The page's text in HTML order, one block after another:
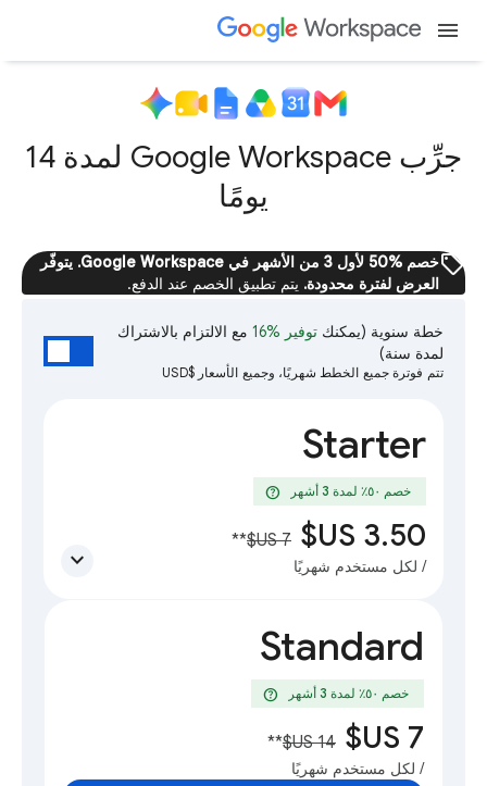
menu
جرِّب Google Workspace لمدة 14
يومًا
sell
خصم %50 لأول 3 من الأشهر في Google Workspace. يتوفّر
العرض لفترة محدودة. يتم تطبيق الخصم عند الدفع.
خطة سنوية (يمكنك توفير %16
مع الالتزام بالاشتراك
لمدة سنة)
تتم فوترة جميع الخطط شهريًا، وجميع الأسعار $USD
Starter
خصم ٥٠٪؜ لمدة 3 أشهر help
**
/ لكل مستخدم شهريًا expand_more
Standard
خصم ٥٠٪؜ لمدة 3 أشهر help
**
/ لكل مستخدم شهريًا